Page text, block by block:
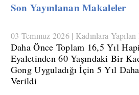
Son Yayınlanan Makaleler
03 Temmuz 2026 | Kadınlara Yapılan
​Daha Önce Toplam 16,5 Yıl
Eyaletinden 60 Yaşındaki Bir
Gong Uyguladığı İçin 5 Yıl
Verildi